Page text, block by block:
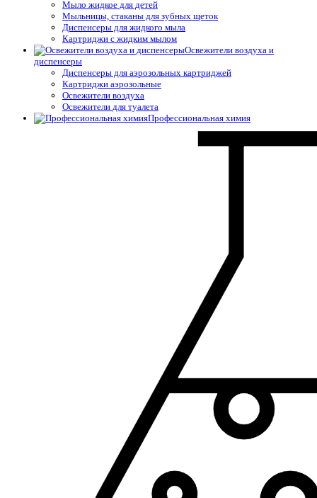
Мыло жидкое для детей
Мыльницы, стаканы для зубных щеток
Диспенсеры для жидкого мыла
Картриджи с жидким мылом
Освежители воздуха и
диспенсеры
Диспенсеры для аэрозольных картриджей
Картриджи аэрозольные
Освежители воздуха
Освежители для туалета
Профессиональная химия